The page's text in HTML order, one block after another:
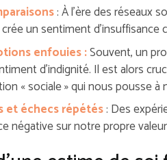
: À l’ère des réseaux
un sentiment d’insuffisance
enfouies :Souvent, un
d’indignité. Il est alors
« sociale » qui nous pousse à
et échecs répétés: Des
négative sur notre propre